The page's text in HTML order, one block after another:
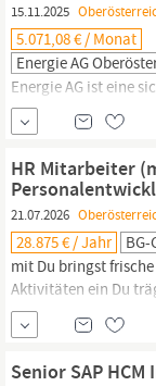
15.11.2025
5.071,08 € / Monat
Energie AG
Energie AG ist eine
und einem klaren
Aufgabenfeldern –
zukunftsorientiertes
Energie AG
wir eine:n
HR Mitarbeiter
21.07.2026
28.875 € / Jahr
mit Du bringst
Aktivitäten ein Du
professionell und
Abgeschlossene
Senior SAP